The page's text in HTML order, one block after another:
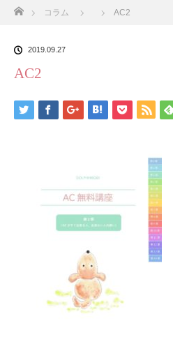
コラム AC2
2019.09.27
AC2